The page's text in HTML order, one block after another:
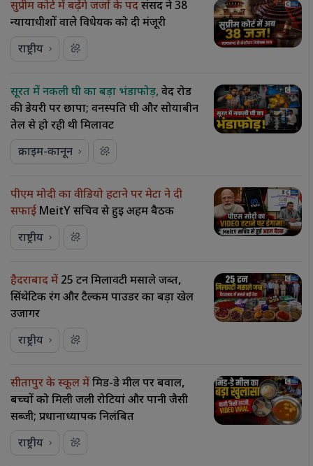
सुप्रीम कोर्ट में बढ़ेंगे जजों के पदसंसद ने 38
न्यायाधीशों वाले विधेयक को दी मंजूरी
राष्ट्रीय
सूरत में नकली घी का बड़ा भंडाफोड़,वेद रोड
की डेयरी पर छापा; वनस्पति घी और सोयाबीन
तेल से हो रही थी मिलावट
क्राइम-कानून
पीएम मोदी का वीडियो हटाने पर मेटा ने दी
सफाई MeitY सचिव से हुई अहम बैठक
राष्ट्रीय
हैदराबाद में 25 टन मिलावटी मसाले जब्त,
सिंथेटिक रंग और टैल्कम पाउडर का बड़ा खेल
उजागर
राष्ट्रीय
सीतापुर के स्कूल मेंमिड-डे मील पर बवाल,
बच्चों को मिली जली रोटियां और पानी जैसी
सब्जी; प्रधानाध्यापक निलंबित
राष्ट्रीय